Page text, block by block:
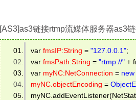
[AS3]as3链接rtmp流媒体服务器as3
var fmsIP:String = "127.0.0.1";
var fmsPath:String = "rtmp://" +
var myNC:NetConnection = new
myNC.objectEncoding =